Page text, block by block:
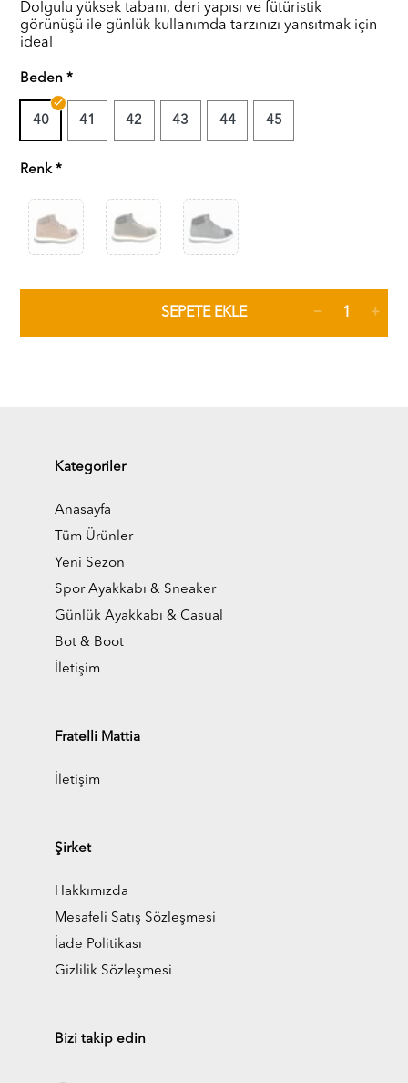
Dolgulu yüksek tabanı, deri yapısı ve fütüristik
görünüşü ile günlük kullanımda tarzınızı yansıtmak için
ideal
Beden
40 41 42 43 44 45
Renk
SEPETE EKLE
Kategoriler
Anasayfa
Tüm Ürünler
Yeni Sezon
Spor Ayakkabı & Sneaker
Günlük Ayakkabı & Casual
Bot & Boot
İletişim
Fratelli Mattia
İletişim
Şirket
Hakkımızda
Mesafeli Satış Sözleşmesi
İade Politikası
Gizlilik Sözleşmesi
Bizi takip edin